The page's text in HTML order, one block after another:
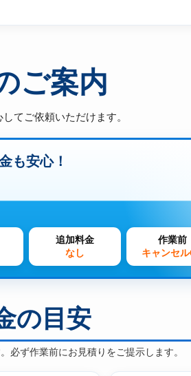
ご案内
てご依頼いただけます。
も安心！
追加料金
なし
作業前
キャンセ
の目安
必ず作業前にお見積りをご提示します。